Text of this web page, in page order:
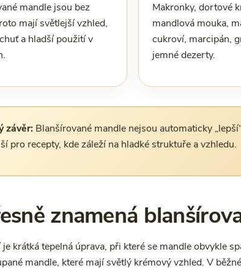
mandle jsou bez
mají světlejší vzhled,
a hladší použití v
Makronky, dortové
mandlová mouka,
cukroví, marcipán,
jemné dezerty.
závěr:Blanšírované mandle nejsou automaticky
pro recepty, kde záleží na hladké struktuře a vzhledu.
znamená
krátká tepelná úprava, při které se mandle obvykle
mandle, které mají světlý krémový vzhled. V